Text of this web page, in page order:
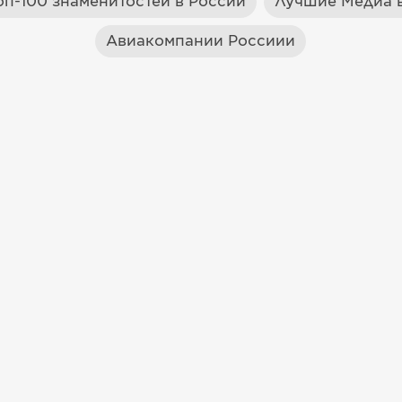
Авиакомпании Россиии